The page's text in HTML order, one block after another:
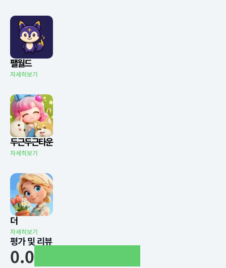
팰월드
자세히보기
두근두근타운
자세히보기
더
자세히보기
평가 및 리뷰
0.0